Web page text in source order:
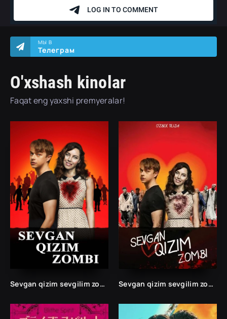
O'xshash kinolar
Faqat eng yaxshi premyeralar!
МЫ В
Телеграм
Sevgan qizim sevgilim zombi ujas komediya kino 2014 uzbek tiliada tarjima kino 720 skachat Sevgan qizim sevgilim zombi Ujas kino dramma Uzbek tilida 2023 HD tarjima kino